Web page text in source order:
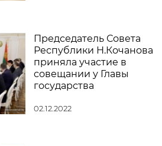
Председатель Совета
Республики Н.Кочанова
приняла участие в
совещании у Главы
государства
02.12.2022